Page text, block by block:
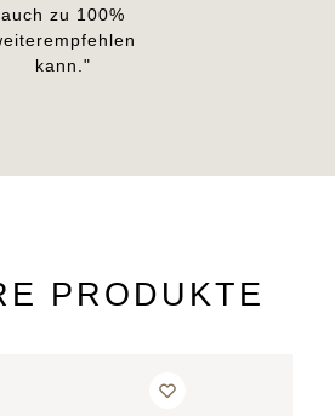
auch zu 100%
kann."
PRODUKTE